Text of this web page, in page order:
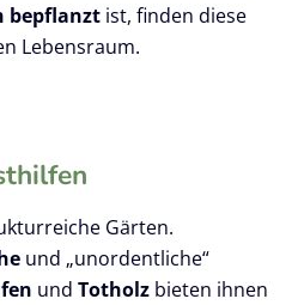
bepflanzt ist, finden diese
Lebensraum.
Gärten.
und „unordentliche“
und Totholz bieten ihnen